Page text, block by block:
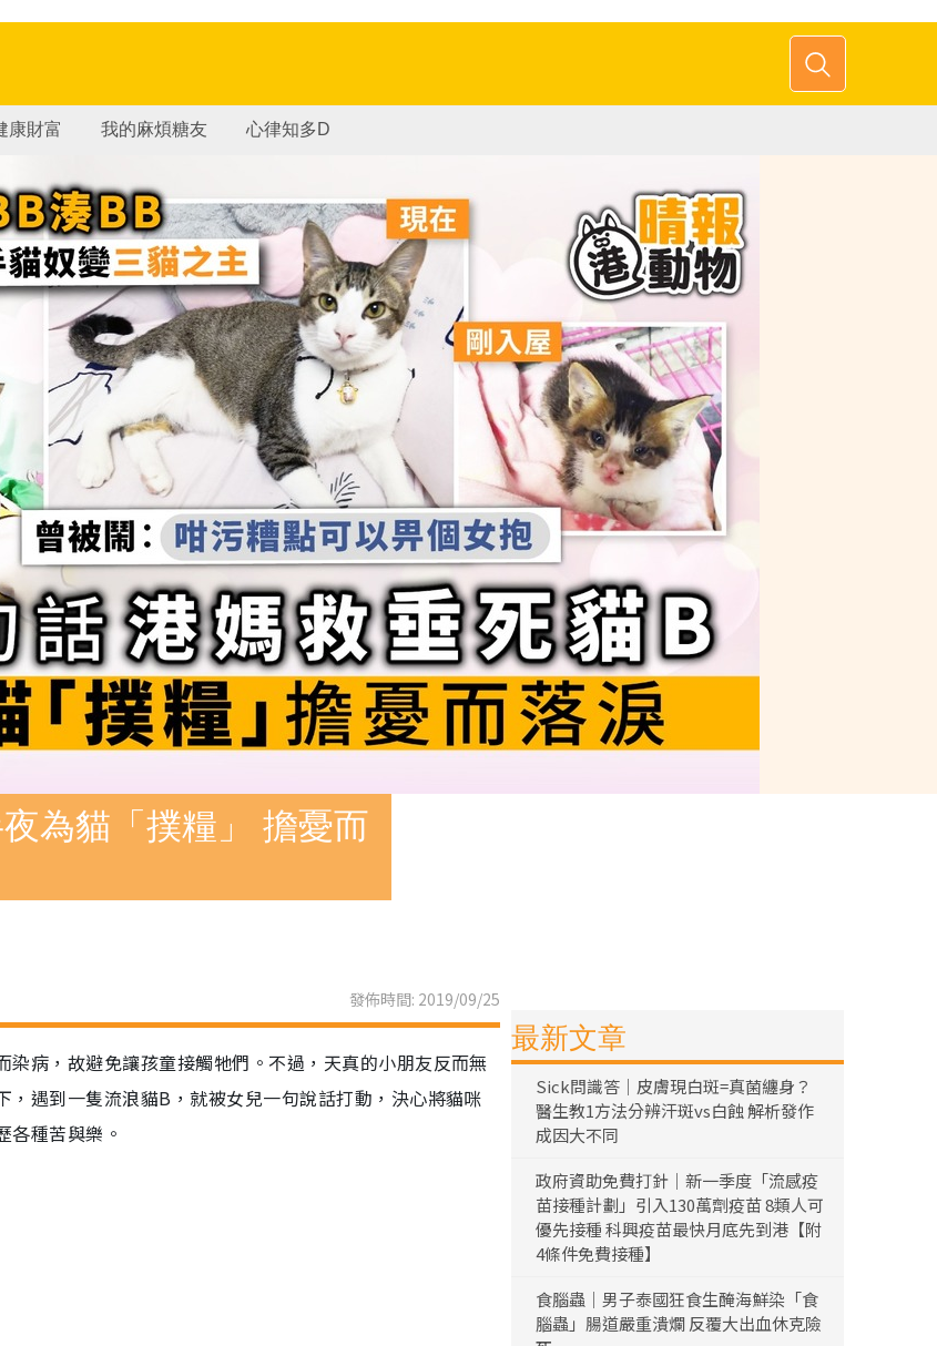
康財富 我的麻煩糖友 心律知多D
為貓「撲糧」 擔憂而
發佈時間: 2019/09/25
病，故避免讓孩童接觸牠們。不過，天真的小朋友反而無
遇到一隻流浪貓B，就被女兒一句說話打動，決心將貓咪
各種苦與樂。
最新文章
Sick問識答｜皮膚現白斑=真菌纏身？
醫生教1方法分辨汗斑vs白蝕 解析發作
成因大不同
政府資助免費打針｜新一季度「流感疫
苗接種計劃」引入130萬劑疫苗 8類人可
優先接種 科興疫苗最快月底先到港【附
4條件免費接種】
食腦蟲｜男子泰國狂食生醃海鮮染「食
腦蟲」腸道嚴重潰爛 反覆大出血休克險